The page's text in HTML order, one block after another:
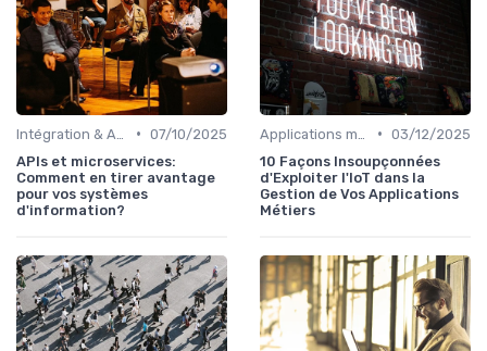
• 07/10/2025
APIs et microservices:
Comment en tirer avantage
pour vos systèmes
d'information?
• 03/12/2025
10 Façons Insoupçonnées
d'Exploiter l'IoT dans la
Gestion de Vos Applications
Métiers